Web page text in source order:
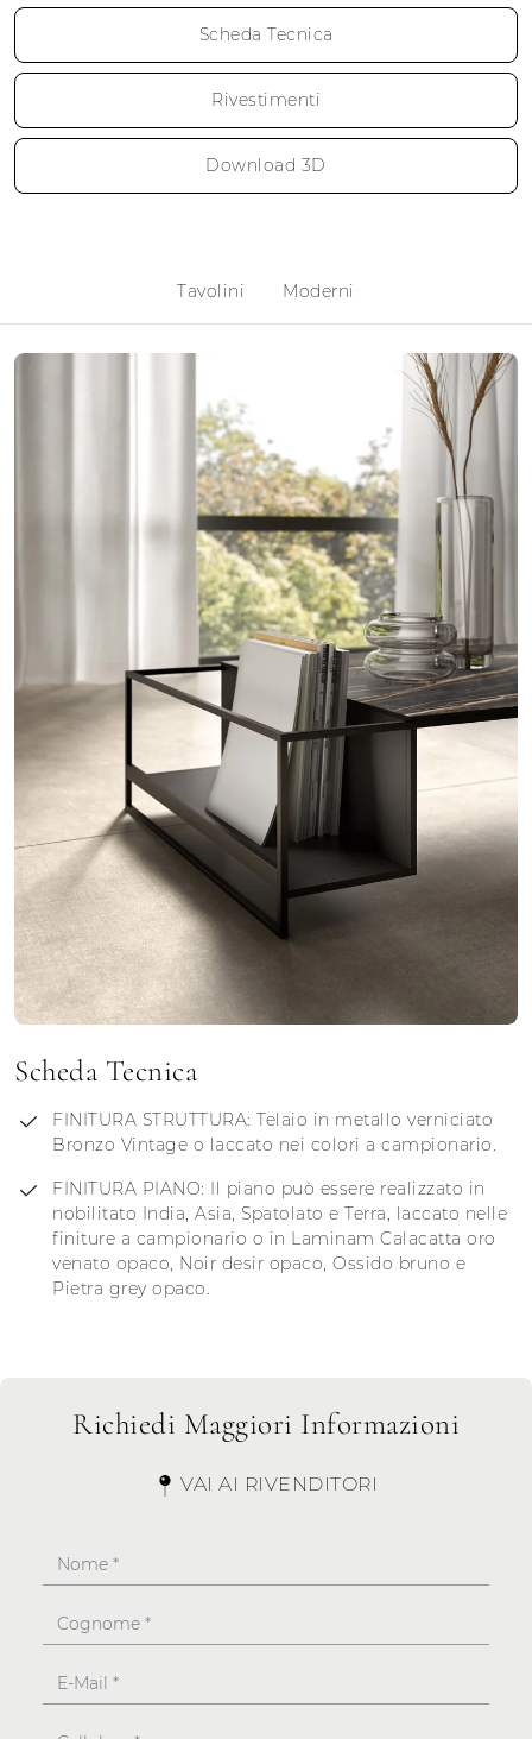
Scheda Tecnica
Rivestimenti
Download 3D
Scheda Tecnica
FINITURA STRUTTURA: Telaio in metallo verniciato
Bronzo Vintage o laccato nei colori a campionario.
FINITURA PIANO: Il piano può essere realizzato in
nobilitato India, Asia, Spatolato e Terra, laccato nelle
finiture a campionario o in Laminam Calacatta oro
venato opaco, Noir desir opaco, Ossido bruno e
Pietra grey opaco.
Tavolini Moderni
Richiedi Maggiori Informazioni
VAI AI RIVENDITORI